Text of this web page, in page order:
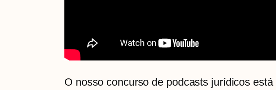
O nosso concurso de podcasts jurídicos